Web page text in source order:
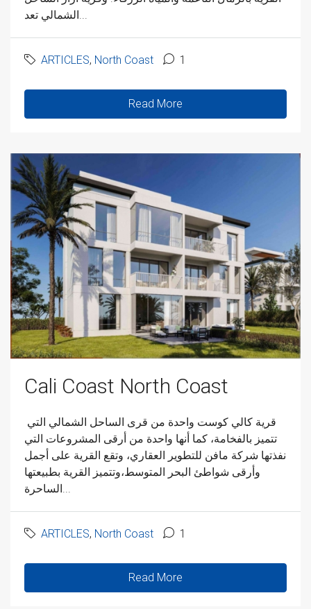
الشمالي تعد...
ARTICLES, North Coast 1
Read More
Cali Coast North Coast
تتميز بالفخامة، كما أنها واحدة من أرقى المشروعات التي
نفذتها شركة مافن للتطوير العقاري، وتقع القرية على أجمل
وأرقى شواطئ البحر المتوسط،وتتميز القرية بطبيعتها
الساحرة...
ARTICLES, North Coast 1
Read More